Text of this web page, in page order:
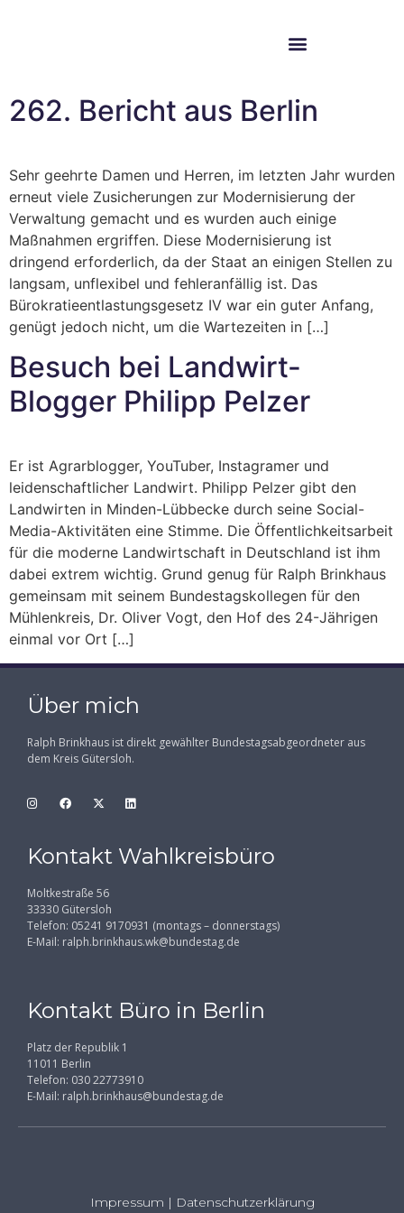
262. Bericht aus Berlin
Sehr geehrte Damen und Herren, im letzten Jahr wurden
erneut viele Zusicherungen zur Modernisierung der
Verwaltung gemacht und es wurden auch einige
Maßnahmen ergriffen. Diese Modernisierung ist
dringend erforderlich, da der Staat an einigen Stellen zu
langsam, unflexibel und fehleranfällig ist. Das
Bürokratieentlastungsgesetz IV war ein guter Anfang,
genügt jedoch nicht, um die Wartezeiten in […]
Besuch bei Landwirt-
Blogger Philipp Pelzer
Er ist Agrarblogger, YouTuber, Instagramer und
leidenschaftlicher Landwirt. Philipp Pelzer gibt den
Landwirten in Minden-Lübbecke durch seine Social-
Media-Aktivitäten eine Stimme. Die Öffentlichkeitsarbeit
für die moderne Landwirtschaft in Deutschland ist ihm
dabei extrem wichtig. Grund genug für Ralph Brinkhaus
gemeinsam mit seinem Bundestagskollegen für den
Mühlenkreis, Dr. Oliver Vogt, den Hof des 24-Jährigen
einmal vor Ort […]
Über mich
Ralph Brinkhaus ist direkt gewählter Bundestagsabgeordneter aus
dem Kreis Gütersloh.
Kontakt Wahlkreisbüro
Moltkestraße 56
33330 Gütersloh
Telefon: 05241 9170931 (montags – donnerstags)
E-Mail: ralph.brinkhaus.wk@bundestag.de
Kontakt Büro in Berlin
Platz der Republik 1
11011 Berlin
Telefon: 030 22773910
E-Mail: ralph.brinkhaus@bundestag.de
Impressum | Datenschutzerklärung